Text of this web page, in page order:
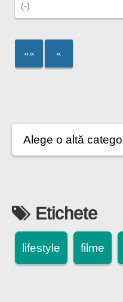
(-)
«« «
Etichete
lifestyle filme